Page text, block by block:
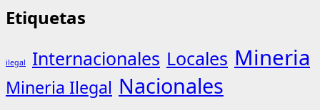
Etiquetas
ilegal Internacionales Locales Mineria
Mineria Ilegal Nacionales